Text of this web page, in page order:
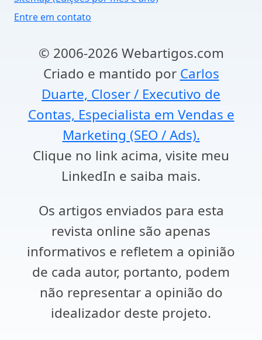
Entre em contato
© 2006-2026 Webartigos.com
Criado e mantido por Carlos
Duarte, Closer / Executivo de
Contas, Especialista em Vendas e
Marketing (SEO / Ads).
Clique no link acima, visite meu
LinkedIn e saiba mais.
Os artigos enviados para esta
revista online são apenas
informativos e refletem a opinião
de cada autor, portanto, podem
não representar a opinião do
idealizador deste projeto.